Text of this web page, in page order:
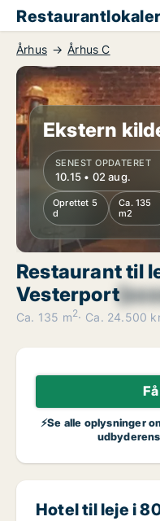
Århus Århus C
Ekstern
SENEST OPDATERET
10.15 • 02 aug.
Oprettet 5
d
Ca. 135
m2
Restaurant til
Vesterport
Ca. 135 m2 Ca. 24.500
⚡Se alle oplysninger
Hotel til leje i